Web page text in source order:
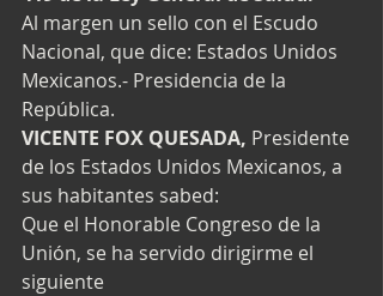
Al margen un sello con el Escudo
Nacional, que dice: Estados Unidos
Mexicanos.- Presidencia de la
República.
VICENTE FOX QUESADA, Presidente
de los Estados Unidos Mexicanos, a
sus habitantes sabed:
Que el Honorable Congreso de la
Unión, se ha servido dirigirme el
siguiente